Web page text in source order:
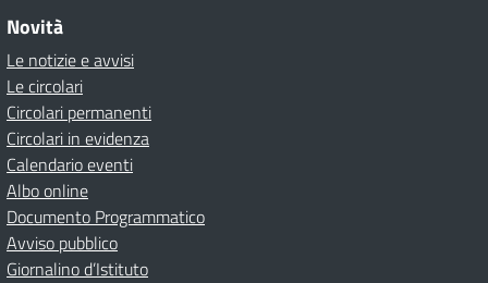
Novità
Le notizie e avvisi
Le circolari
Circolari permanenti
Circolari in evidenza
Calendario eventi
Albo online
Documento Programmatico
Avviso pubblico
Giornalino d’Istituto